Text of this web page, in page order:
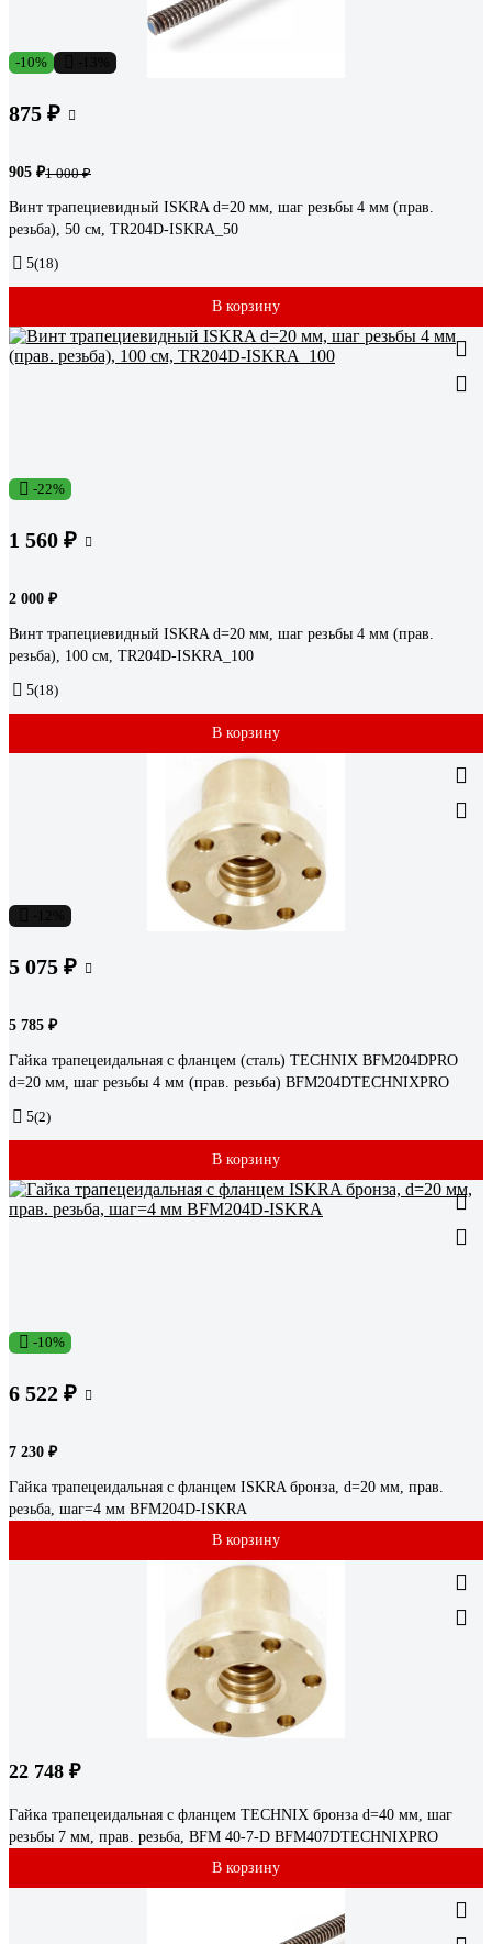
-10%
875 ₽
905 ₽1 000 ₽
Винт трапециевидный ISKRA d=20 мм, шаг резьбы 4 мм (прав.
резьба), 50 см, TR204D-ISKRA_50
5(18)
В корзину
-22%
1 560 ₽
2 000 ₽
Винт трапециевидный ISKRA d=20 мм, шаг резьбы 4 мм (прав.
резьба), 100 см, TR204D-ISKRA_100
5(18)
В корзину
5 075 ₽
5 785 ₽
Гайка трапецеидальная с фланцем (сталь) TECHNIX BFM204DPRO
d=20 мм, шаг резьбы 4 мм (прав. резьба) BFM204DTECHNIXPRO
5(2)
В корзину
-10%
6 522 ₽
7 230 ₽
Гайка трапецеидальная с фланцем ISKRA бронза, d=20 мм, прав.
резьба, шаг=4 мм BFM204D-ISKRA
В корзину
22 748 ₽
Гайка трапецеидальная c фланцем TECHNIX бронза d=40 мм, шаг
резьбы 7 мм, прав. резьба, BFM 40-7-D BFM407DTECHNIXPRO
В корзину